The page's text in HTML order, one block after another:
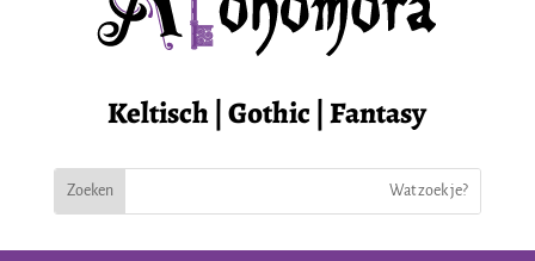
Keltisch | Gothic | Fantasy